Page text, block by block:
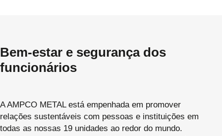
Bem-estar e segurança dos
funcionários
A AMPCO METAL está empenhada em promover
relações sustentáveis com pessoas e instituições em
todas as nossas 19 unidades ao redor do mundo.